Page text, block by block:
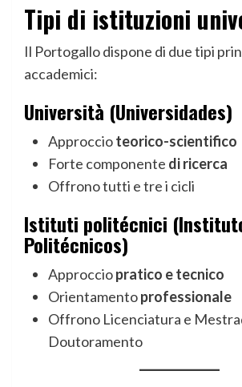
Tipi di istituzioni
Il Portogallo dispone di due tipi
accademici:
Università (Universidades)
Approccioteorico-scientifico
Forte componente di ricerca
Offrono tutti e tre i cicli
Istituti politécnici
Politécnicos)
Approcciopratico e tecnico
Orientamentoprofessionale
Offrono Licenciatura e
Doutoramento